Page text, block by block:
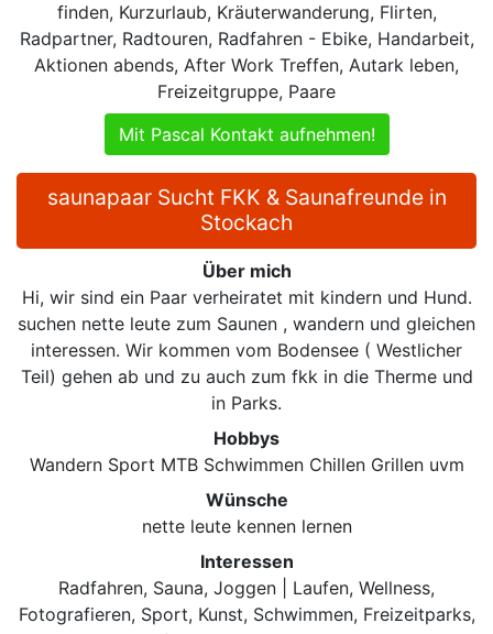
finden, Kurzurlaub, Kräuterwanderung, Flirten,
Radpartner, Radtouren, Radfahren - Ebike, Handarbeit,
Aktionen abends, After Work Treffen, Autark leben,
Freizeitgruppe, Paare
Mit Pascal Kontakt aufnehmen!
saunapaar Sucht FKK & Saunafreunde in
Stockach
Über mich
Hi, wir sind ein Paar verheiratet mit kindern und Hund.
suchen nette leute zum Saunen , wandern und gleichen
interessen. Wir kommen vom Bodensee ( Westlicher
Teil) gehen ab und zu auch zum fkk in die Therme und
in Parks.
Hobbys
Wandern Sport MTB Schwimmen Chillen Grillen uvm
Wünsche
nette leute kennen lernen
Interessen
Radfahren, Sauna, Joggen | Laufen, Wellness,
Fotografieren, Sport, Kunst, Schwimmen, Freizeitparks,